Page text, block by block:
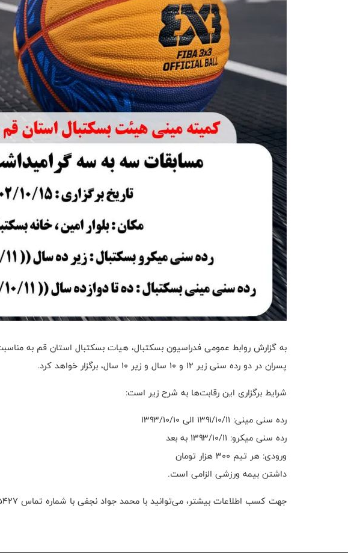
پسران در دو رده سنی زیر ۱۲ و ۱۰ سال و زیر ۱۰ سال، برگزار خواهد کرد.
شرایط برگزاری این رقابت‌ها به شرح زیر است:
رده سنی مینی: ۱۳۹۱/۱۰/۱۱ الی ۱۳۹۳/۱۰/۱۰
رده سنی میکرو: ۱۳۹۳/۱۰/۱۱ به بعد
ورودی: هر تیم ۳۰۰ هزار تومان
داشتن بیمه ورزشی الزامی است.
جهت کسب اطلاعات بیشتر، می‌توانید با محمد جواد نجفی با شماره تماس ۰۹۱۲۷۵۹۵۴۲۷ تماس بگیرید.